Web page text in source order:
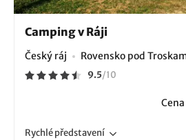
Camping v Ráji
Český ráj Rovensko pod
9.5/10
Rychlépředstavení